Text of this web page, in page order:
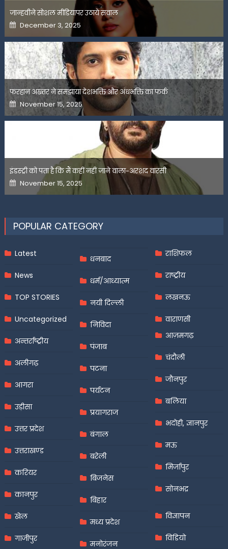
जान्हवीने सोशल मीडियापर उठाये सवाल
Posted
on
December 3, 2025
फरहान अख्तर ने समझाया देशभक्ति और अंधभक्ति का फर्क
Posted
on
November 15, 2025
इंडस्ट्री को पता है कि मैं कहीं नहीं जाने वाला-अरशद वारसी
Posted
on
November 15, 2025
POPULAR CATEGORY
Latest
News
TOP STORIES
Uncategorized
अन्तर्राष्ट्रीय
अलीगढ़
आगरा
उड़ीसा
उत्तर प्रदेश
उत्तराखण्ड
करियर
कानपुर
खेल
गाजीपुर
धनबाद
धर्म/आध्यात्म
नयी दिल्ली
निविदा
पंजाब
पटना
पर्यटन
प्रयागराज
बंगाल
बरेली
बिजनेस
बिहार
मध्य प्रदेश
मनोरंजन
राशिफल
राष्ट्रीय
लखनऊ
वाराणसी
आज़मगढ़
चंदौली
जौनपुर
बलिया
भदोही, ज्ञानपुर
मऊ
मिर्जापुर
सोनभद्र
विज्ञापन
विडियो